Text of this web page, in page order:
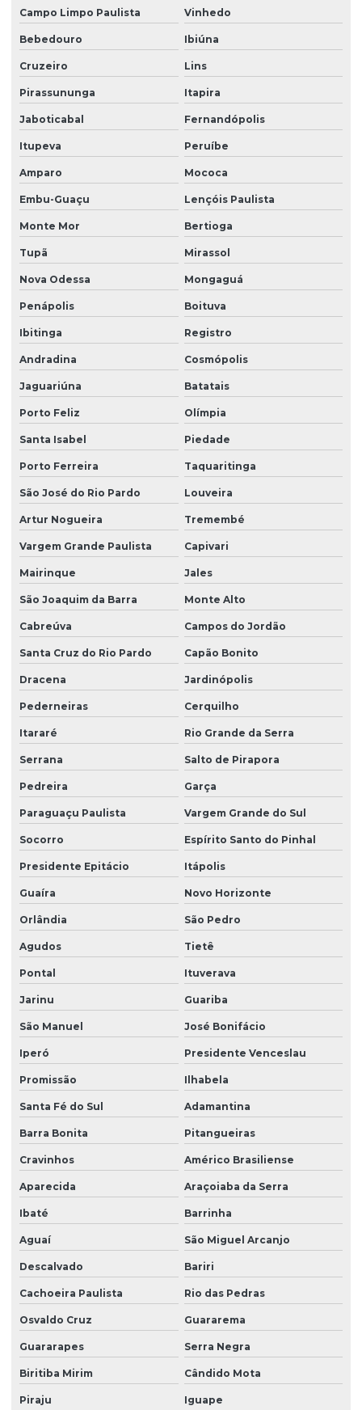
Limpeza empresarial
Limpeza empresarial especializada
Limpeza empresarial terceirizada
Limpeza escritorio terceirizada
Limpeza de fachada comercial
Limpeza fachada orçamento
Limpeza de fachada preço
Limpeza de fachada predial
Limpeza de fachada predial preço
Limpeza de fachada predial vidros
Limpeza de fachadas
Limpeza de fachadas de prédios
Limpeza de fachadas de vidro
Limpeza e manutenção predial terceirizada
Limpeza predial terceirizada
Limpeza profissional em empresas
Limpeza profissional de piso
Limpeza profissional de pisos
Limpeza profissional pós obra
Limpeza profissional de vidros
Limpeza terceirizada
Limpeza de vidro predial
Limpeza de vidros em altura
Limpeza de vidros externos
Limpeza de vidros e fachadas
Limpeza de vidros preço
Limpeza de vidros em prédios
Limpeza de vidros profissional
Manutenção elétrica predial
Manutenção predial facilities
Melhores empresas de portaria virtual
Orçamento de limpeza de fachada
Portaria de condomínio automatizada
Portaria eletrônica
Portaria eletrônica condomínio
Portaria remota
Portaria remota condomínio
Portaria remota preço
Portaria e zeladoria
Portaria e zeladoria terceirizadas
Campo Limpo Paulista Vinhedo
Bebedouro Ibiúna
Cruzeiro Lins
Pirassununga Itapira
Jaboticabal Fernandópolis
Itupeva Peruíbe
Amparo Mococa
Embu-Guaçu Lençóis Paulista
Monte Mor Bertioga
Tupã Mirassol
Nova Odessa Mongaguá
Penápolis Boituva
Ibitinga Registro
Andradina Cosmópolis
Jaguariúna Batatais
Porto Feliz Olímpia
Santa Isabel Piedade
Porto Ferreira Taquaritinga
São José do Rio Pardo Louveira
Artur Nogueira Tremembé
Vargem Grande Paulista Capivari
Mairinque Jales
São Joaquim da Barra Monte Alto
Cabreúva Campos do Jordão
Santa Cruz do Rio Pardo Capão Bonito
Dracena Jardinópolis
Pederneiras Cerquilho
Itararé Rio Grande da Serra
Serrana Salto de Pirapora
Pedreira Garça
Paraguaçu Paulista Vargem Grande do Sul
Socorro Espírito Santo do Pinhal
Presidente Epitácio Itápolis
Guaíra Novo Horizonte
Orlândia São Pedro
Agudos Tietê
Pontal Ituverava
Jarinu Guariba
São Manuel José Bonifácio
Iperó Presidente Venceslau
Promissão Ilhabela
Santa Fé do Sul Adamantina
Barra Bonita Pitangueiras
Cravinhos Américo Brasiliense
Aparecida Araçoiaba da Serra
Ibaté Barrinha
Aguaí São Miguel Arcanjo
Descalvado Bariri
Cachoeira Paulista Rio das Pedras
Osvaldo Cruz Guararema
Guararapes Serra Negra
Biritiba Mirim Cândido Mota
Piraju Iguape